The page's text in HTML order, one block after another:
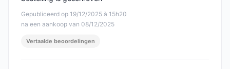
Gepubliceerd op 19/12/2025 à 15h20
na een aankoop van 08/12/2025
Vertaalde beoordelingen